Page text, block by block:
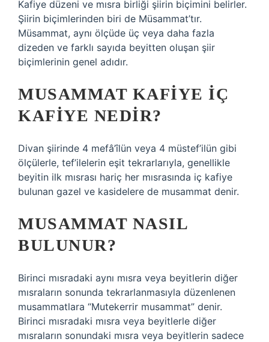
Kafiye düzeni ve mısra birliği şiirin biçimini belirler.
Şiirin biçimlerinden biri de Müsammat’tır.
Müsammat, aynı ölçüde üç veya daha fazla
dizeden ve farklı sayıda beyitten oluşan şiir
biçimlerinin genel adıdır.
MUSAMMAT KAFIYE IÇ
KAFIYE NEDIR?
Divan şiirinde 4 mefâ’îlün veya 4 müstef’ilün gibi
ölçülerle, tef’ilelerin eşit tekrarlarıyla, genellikle
beyitin ilk mısrası hariç her mısrasında iç kafiye
bulunan gazel ve kasidelere de musammat denir.
MUSAMMAT NASIL
BULUNUR?
Birinci mısradaki aynı mısra veya beyitlerin diğer
mısraların sonunda tekrarlanmasıyla düzenlenen
musammatlara “Mutekerrir musammat” denir.
Birinci mısradaki mısra veya beyitlerle diğer
mısraların sonundaki mısra veya beyitlerin sadece